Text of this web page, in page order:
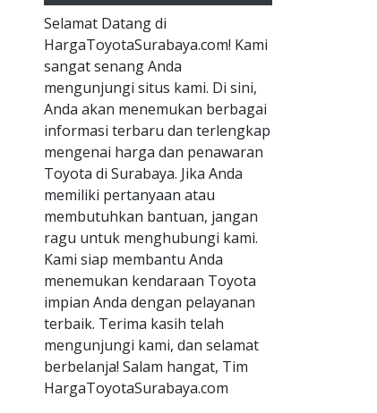
Selamat Datang di
HargaToyotaSurabaya.com! Kami
sangat senang Anda
mengunjungi situs kami. Di sini,
Anda akan menemukan berbagai
informasi terbaru dan terlengkap
mengenai harga dan penawaran
Toyota di Surabaya. Jika Anda
memiliki pertanyaan atau
membutuhkan bantuan, jangan
ragu untuk menghubungi kami.
Kami siap membantu Anda
menemukan kendaraan Toyota
impian Anda dengan pelayanan
terbaik. Terima kasih telah
mengunjungi kami, dan selamat
berbelanja! Salam hangat, Tim
HargaToyotaSurabaya.com